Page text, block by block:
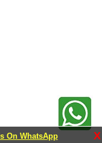
On WhatsApp X